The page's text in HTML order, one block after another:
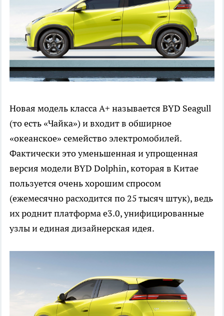
Новая модель класса A+ называется BYD Seagull
(то есть «Чайка») и входит в обширное
«океанское» семейство электромобилей.
Фактически это уменьшенная и упрощенная
версия модели BYD Dolphin, которая в Китае
пользуется очень хорошим спросом
(ежемесячно расходится по 25 тысяч штук), ведь
их роднит платформа e3.0, унифицированные
узлы и единая дизайнерская идея.